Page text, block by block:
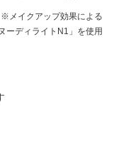
※メイクアップ効果による
ーディライトN1」を使用